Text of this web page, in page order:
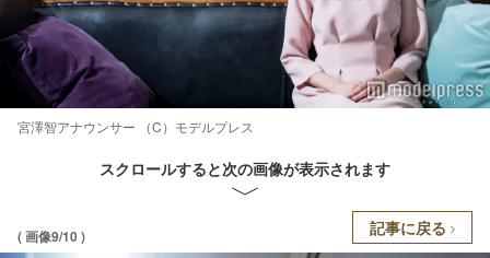
宮澤智アナウンサー （C）モデルプレス
スクロールすると次の画像が表示されます
( 画像9/10 ) 記事に戻る